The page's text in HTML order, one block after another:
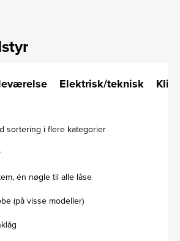
Elektrisk/teknisk
sortering i flere kategorier
én nøgle til alle låse
(på visse modeller)